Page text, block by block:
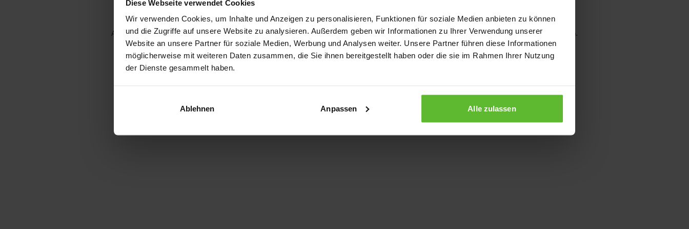
Diese Webseite verwendet Cookies
Wir verwenden Cookies, um Inhalte und Anzeigen zu personalisieren, Funktionen für soziale Medien anbieten zu können
und die Zugriffe auf unsere Website zu analysieren. Außerdem geben wir Informationen zu Ihrer Verwendung unserer
Website an unsere Partner für soziale Medien, Werbung und Analysen weiter. Unsere Partner führen diese Informationen
möglicherweise mit weiteren Daten zusammen, die Sie ihnen bereitgestellt haben oder die sie im Rahmen Ihrer Nutzung
der Dienste gesammelt haben.
Ablehnen Anpassen Alle zulassen
Application error: a client-side exception has occurred while loading www.kurzwego.de (see the browser console for more information).